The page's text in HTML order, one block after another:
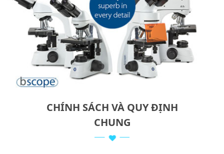
CHÍNH SÁCH VÀ QUY ĐỊNH
CHUNG